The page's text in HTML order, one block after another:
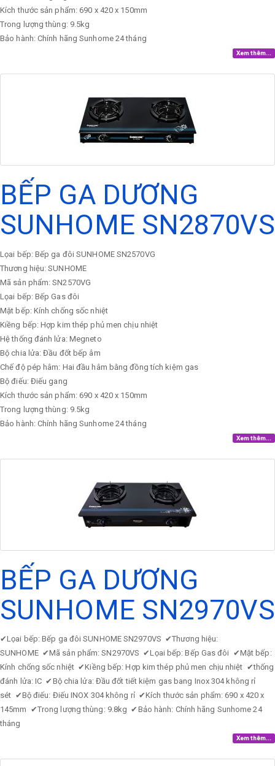
Kích thước sản phẩm: 690 x 420 x 150mm
Trong lượng thùng: 9.5kg
Bảo hành: Chính hãng Sunhome 24 tháng
Xem thêm...
BẾP GA DƯƠNG
SUNHOME SN2870VS
Lọai bếp: Bếp ga đôi SUNHOME SN2570VG
Thương hiệu: SUNHOME
Mã sản phẩm: SN2570VG
Lọai bếp: Bếp Gas đôi
Mặt bếp: Kính chống sốc nhiệt
Kiềng bếp: Hợp kim thép phủ men chịu nhiệt
Hệ thống đánh lửa: Megneto
Bộ chia lửa: Đầu đốt bếp âm
Chế độ pép hâm: Hai đầu hâm bằng đồng tích kiệm gas
Bộ điếu: Điếu gang
Kích thước sản phẩm: 690 x 420 x 150mm
Trong lượng thùng: 9.5kg
Bảo hành: Chính hãng Sunhome 24 tháng
Xem thêm...
BẾP GA DƯƠNG
SUNHOME SN2970VS
✔Lọai bếp: Bếp ga đôi SUNHOME SN2970VS ✔Thương hiệu:
SUNHOME ✔Mã sản phẩm: SN2970VS ✔Lọai bếp: Bếp Gas đôi ✔Mặt bếp:
Kính chống sốc nhiệt ✔Kiềng bếp: Hợp kim thép phủ men chịu nhiệt ✔thống
đánh lửa: IC ✔ Bộ chia lửa: Đầu đốt tiết kiệm gas bang Inox 304 không rỉ
sét ✔Bộ điếu: Điếu INOX 304 không rỉ ✔Kích thước sản phẩm: 690 x 420 x
145mm ✔Trong lượng thùng: 9.8kg ✔ Bảo hành: Chính hãng Sunhome 24
tháng
Xem thêm...